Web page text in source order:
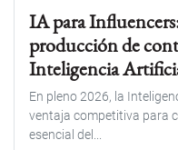
IA para
producción de
Inteligencia
En pleno 2026, la
ventaja competitiva para
esencial del...